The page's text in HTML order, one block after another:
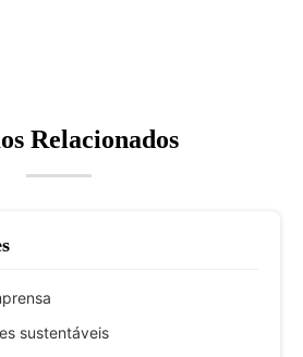
Relacionados
sustentáveis